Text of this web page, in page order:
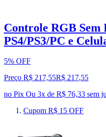
Controle RGB Sem
PS4/PS3/PC e
5% OFF
Preço R$ 217,55R$ 217,55
no Pix Ou 3x de R$ 76,33 sem
Cupom R$ 15 OFF